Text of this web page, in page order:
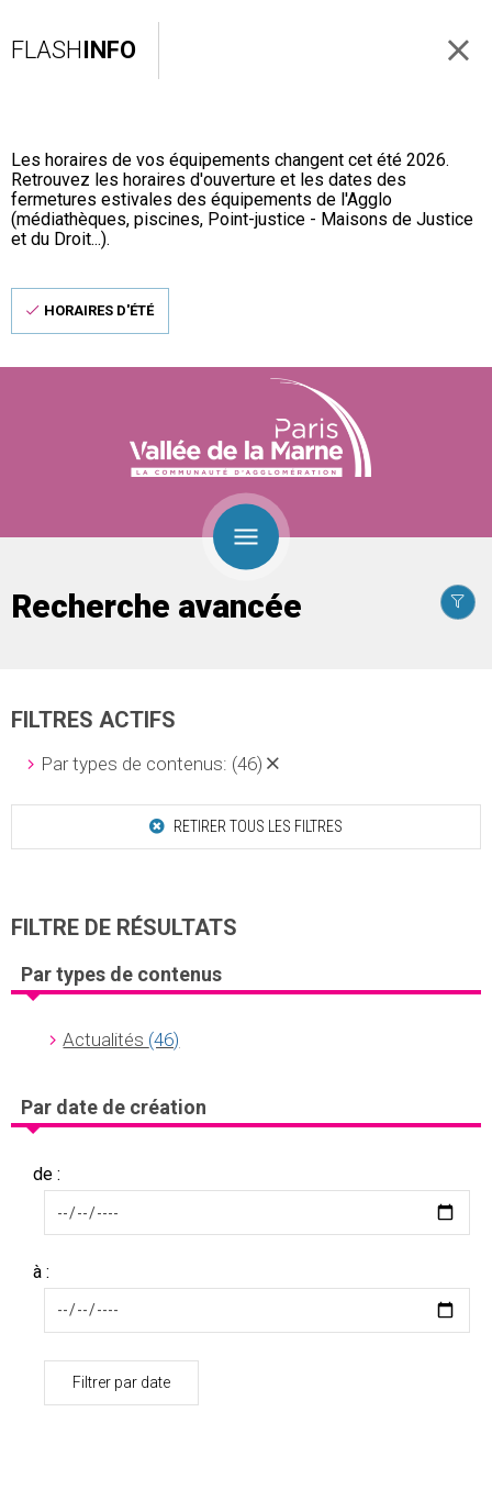
FLASHINFO
Les horaires de vos équipements changent cet été 2026.
Retrouvez les horaires d'ouverture et les dates des
fermetures estivales des équipements de l'Agglo
(médiathèques, piscines, Point-justice - Maisons de Justice
et du Droit...).
HORAIRES D'ÉTÉ
Recherche avancée
FILTRES ACTIFS
Par types de contenus: (46)
RETIRER TOUS LES FILTRES
FILTRE DE RÉSULTATS
Par types de contenus
Actualités (46)
Par date de création
de :
à :
Filtrer par date